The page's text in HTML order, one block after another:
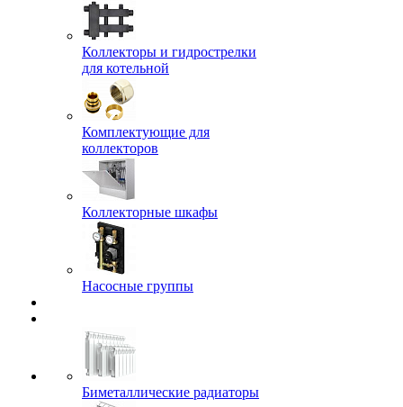
Коллекторы и гидрострелки
для котельной
Комплектующие для
коллекторов
Коллекторные шкафы
Насосные группы
Биметаллические радиаторы